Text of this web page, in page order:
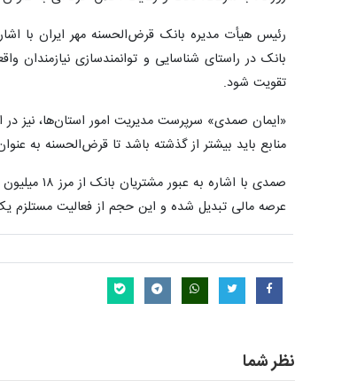
رئیس هیأت مدیره بانک قرض‌الحسنه مهر ایران با
بانک در راستای شناسایی و توانمندسازی نیازمندان
تقویت شود.
منابع باید بیشتر از گذشته باشد تا قرض‌الحسنه به
عرصه مالی تبدیل شده و این حجم از فعالیت مستلزم
نظر شما